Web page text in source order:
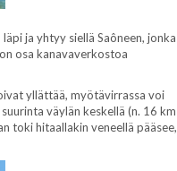
läpi ja yhtyy siellä Saôneen, jonka
osa kanavaverkostoa
yllättää, myötävirrassa voi
väylän keskellä (n. 16 km
toki hitaallakin veneellä pääsee,